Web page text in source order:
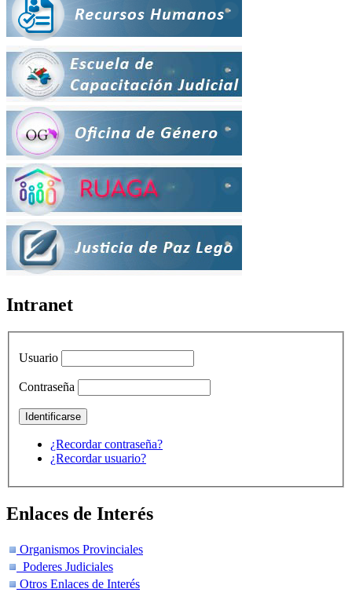
Intranet
Usuario
Contraseña
¿Recordar contraseña?
¿Recordar usuario?
Enlaces de Interés
Organismos Provinciales
Poderes Judiciales
Otros Enlaces de Interés